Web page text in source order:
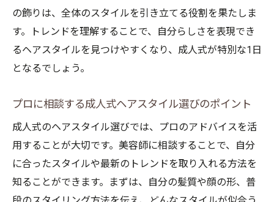
かし方
自分らしさを表現する成人式スタイルの探
一生の思い出となる成人式のヘアスタイル
選び
成人式のために考えるモダンと伝統の融合
の飾りは、全体のスタイルを引き立てる役割を果たしま
す。トレンドを理解することで、自分らしさを表現でき
るヘアスタイルを見つけやすくなり、成人式が特別な1日
となるでしょう。
プロに相談する成人式ヘアスタイル選びのポイント
成人式のヘアスタイル選びでは、プロのアドバイスを活
用することが大切です。美容師に相談することで、自分
に合ったスタイルや最新のトレンドを取り入れる方法を
知ることができます。まずは、自分の髪質や顔の形、普